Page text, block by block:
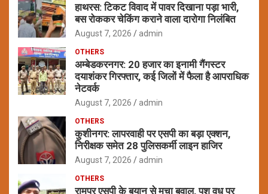
हाथरस: टिकट विवाद में पावर दिखाना पड़ा भारी,
बस रोककर चेकिंग कराने वाला दारोगा निलंबित
August 7, 2026 admin
OTHERS
अम्बेडकरनगर: 20 हजार का इनामी गैंगस्टर
दयाशंकर गिरफ्तार, कई जिलों में फैला है आपराधिक
नेटवर्क
August 7, 2026 admin
OTHERS
कुशीनगर: लापरवाही पर एसपी का बड़ा एक्शन,
निरीक्षक समेत 28 पुलिसकर्मी लाइन हाजिर
August 7, 2026 admin
OTHERS
रामपुर एसपी के बयान से मचा बवाल, पशु वध पर